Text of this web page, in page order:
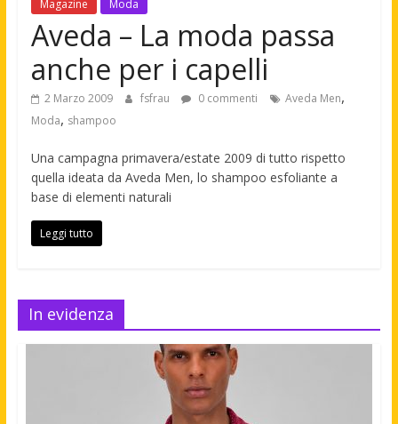
Magazine Moda
Aveda – La moda passa
anche per i capelli
2 Marzo 2009 fsfrau 0 commenti Aveda Men,
Moda, shampoo
Una campagna primavera/estate 2009 di tutto rispetto
quella ideata da Aveda Men, lo shampoo esfoliante a
base di elementi naturali
Leggi tutto
In evidenza